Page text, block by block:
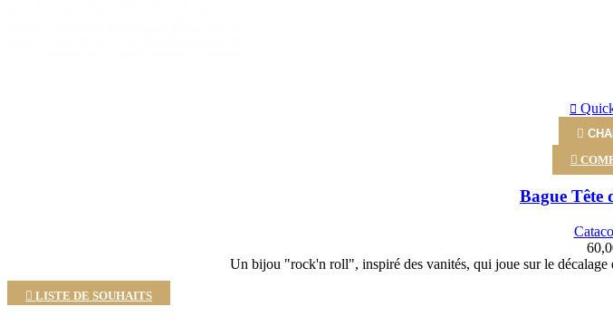


Bague Tête
Un bijou "rock'n roll", inspiré des vanités, qui joue sur le décalage
 LISTE DE SOUHAITS